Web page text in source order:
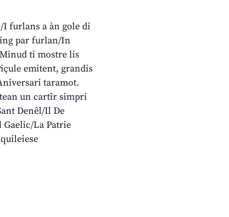
furlans a àn gole di
par furlan/In
ti mostre lis
emitent, grandis
taramot.
un cartîr simpri
Denêl/Il De
Gaelic/La Patrie